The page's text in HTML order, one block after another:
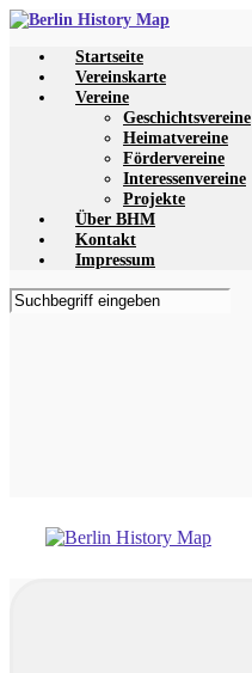
Zum
springenStartseite
Vereinskarte
Vereine
Geschichtsvereine
Heimatvereine
Fördervereine
Interessenvereine
Projekte
Über BHM
Kontakt
Impressum